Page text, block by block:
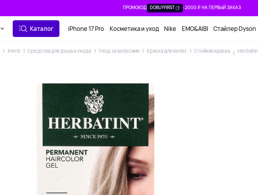
ПРОМОКОД DOBUYFIRST -2000 ₽ НА ПЕРВЫЙ ЗАКАЗ
Каталог iPhone 17 Pro Косметика и уход Nike EMO&AIBI Стайлер Dyson
IHerb Средства для душа и ухода Уход за волосами Краска для волос Стойкая краска